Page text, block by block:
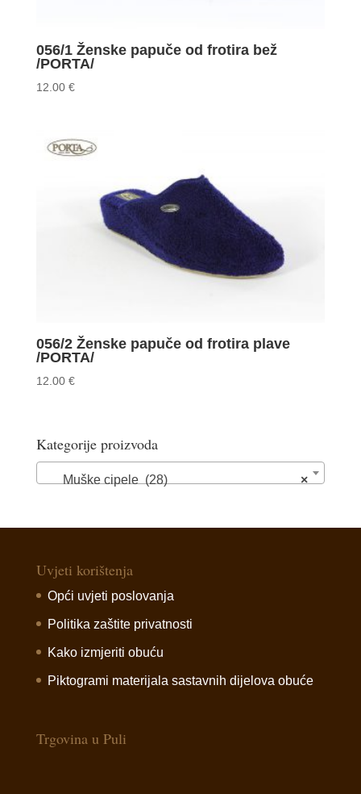
056/1 Ženske papuče od frotira bež
/PORTA/
12.00 €
056/2 Ženske papuče od frotira plave
/PORTA/
12.00 €
Kategorije proizvoda
×
Muške cipele (28)
Uvjeti korištenja
Opći uvjeti poslovanja
Politika zaštite privatnosti
Kako izmjeriti obuću
Piktogrami materijala sastavnih dijelova obuće
Trgovina u Puli